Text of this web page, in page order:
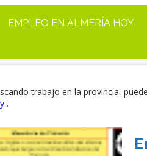
EMPLEO EN ALMERÍA HOY
trabajo en la provincia,
.